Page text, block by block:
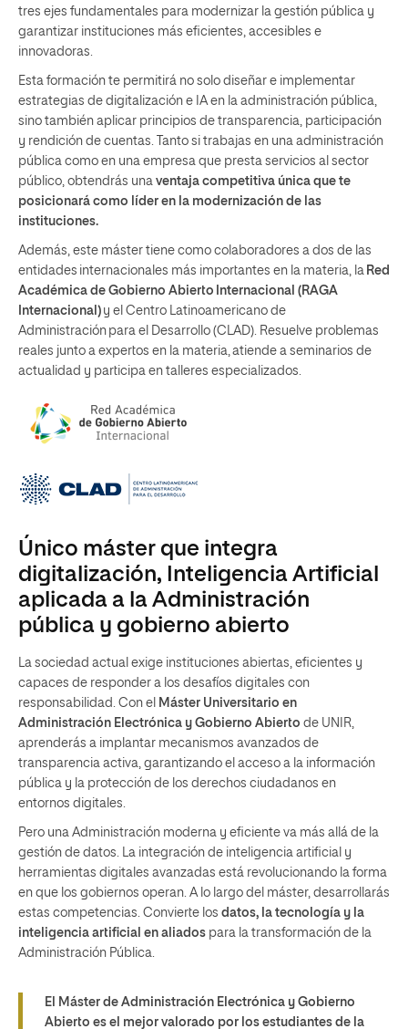
tres ejes fundamentales para modernizar la gestión pública y
garantizar instituciones más eficientes, accesibles e
innovadoras.
Esta formación te permitirá no solo diseñar e implementar
estrategias de digitalización e IA en la administración pública,
sino también aplicar principios de transparencia, participación
y rendición de cuentas. Tanto si trabajas en una administración
pública como en una empresa que presta servicios al sector
público, obtendrás una ventaja competitiva única que te
posicionará como líder en la modernización de las
instituciones.
Además, este máster tiene como colaboradores a dos de las
entidades internacionales más importantes en la materia, la Red
Académica de Gobierno Abierto Internacional (RAGA
Internacional) y el Centro Latinoamericano de
Administración para el Desarrollo (CLAD). Resuelve problemas
reales junto a expertos en la materia, atiende a seminarios de
actualidad y participa en talleres especializados.
Único máster que integra
digitalización, Inteligencia Artificial
aplicada a la Administración
pública y gobierno abierto
La sociedad actual exige instituciones abiertas, eficientes y
capaces de responder a los desafíos digitales con
responsabilidad. Con el Máster Universitario en
Administración Electrónica y Gobierno Abierto de UNIR,
aprenderás a implantar mecanismos avanzados de
transparencia activa, garantizando el acceso a la información
pública y la protección de los derechos ciudadanos en
entornos digitales.
Pero una Administración moderna y eficiente va más allá de la
gestión de datos. La integración de inteligencia artificial y
herramientas digitales avanzadas está revolucionando la forma
en que los gobiernos operan. A lo largo del máster, desarrollarás
estas competencias. Convierte los datos, la tecnología y la
inteligencia artificial en aliados para la transformación de la
Administración Pública.
El Máster de Administración Electrónica y Gobierno
Abierto es el mejor valorado por los estudiantes de la